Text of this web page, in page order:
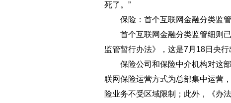
死了。”
保险：首个互联网金融分类监
首个互联网金融分类监管细则已
监管暂行办法》，这是7月18日央
保险公司和保险中介机构对这部
联网保险运营方式为总部集中运营
险业务不受区域限制；此外，《办